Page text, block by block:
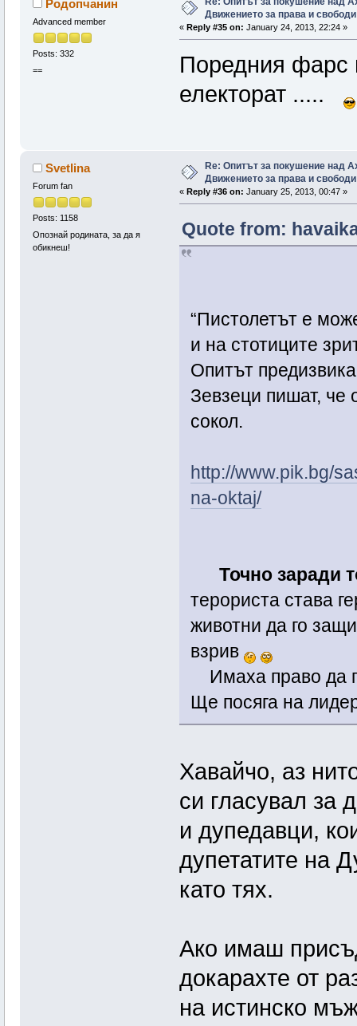
Родопчанин
Advanced member
Posts: 332
==
Движението за права и свободи
« Reply #35 on: January 24, 2013, 22:24 »
Поредния фарс
електорат .....
Svetlina
Forum fan
Posts: 1158
Опознай родината, за да я
обикнеш!
Re: Опитът за покушение над
Движението за права и свободи
« Reply #36 on: January 25, 2013, 00:47 »
Quote from:
“Пистолетът е
и на стотиците
Опитът
Зевзеци пишат, че
сокол.
http://www.pik.bg/
na-oktaj/
Точно заради
терориста става
животни да го
взрив
Имаха право да
Ще посяга на
Хавайчо, аз
си гласувал за
и дупедавци,
дупетатите на
като тях.
Ако имаш
докарахте от
на истинско